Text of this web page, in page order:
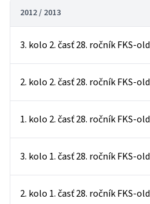
2012 / 2013
3. kolo 2. časť 28. ročník FKS-old
2. kolo 2. časť 28. ročník FKS-old
1. kolo 2. časť 28. ročník FKS-old
3. kolo 1. časť 28. ročník FKS-old
2. kolo 1. časť 28. ročník FKS-old